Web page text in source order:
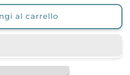
al carrello